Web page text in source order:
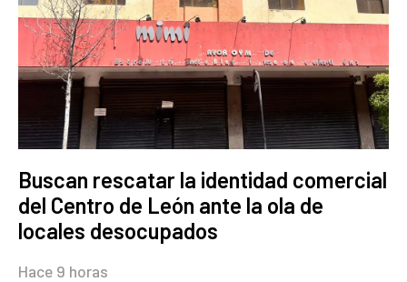
Buscan rescatar la identidad comercial
del Centro de León ante la ola de
locales desocupados
Hace 9 horas